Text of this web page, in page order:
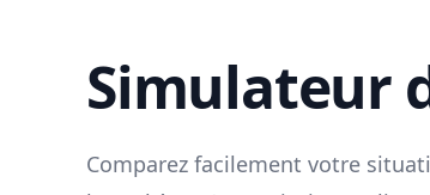
Simulateur
Comparez facilement votre